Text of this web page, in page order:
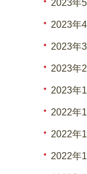
2023年
2023年
2023年
2023年
2023年
2022年
2022年
2022年